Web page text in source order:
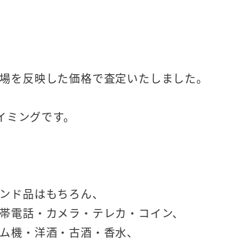
反映した価格で査定いたしました。
ングです。
ド品はもちろん、
話・カメラ・テレカ・コイン、
・洋酒・古酒・香水、